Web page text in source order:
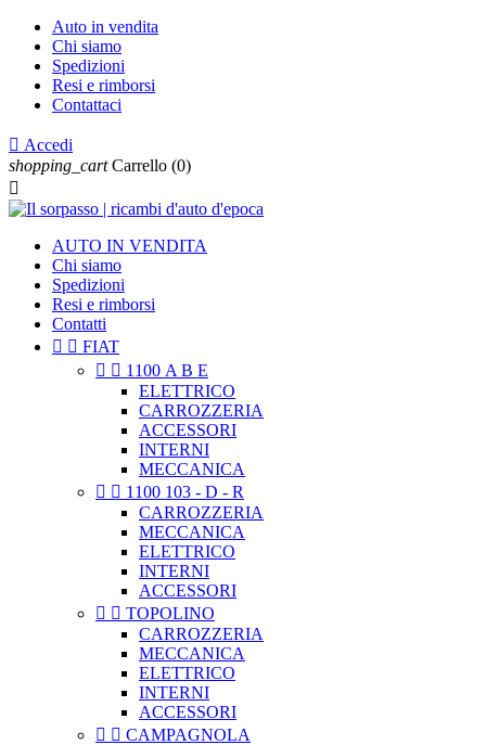
Auto in vendita
Chi siamo
Spedizioni
Resi e rimborsi
Contattaci
 Accedi
shopping_cart Carrello (0)

AUTO IN VENDITA
Chi siamo
Spedizioni
Resi e rimborsi
Contatti
  FIAT
  1100 A B E
ELETTRICO
CARROZZERIA
ACCESSORI
INTERNI
MECCANICA
  1100 103 - D - R
CARROZZERIA
MECCANICA
ELETTRICO
INTERNI
ACCESSORI
  TOPOLINO
CARROZZERIA
MECCANICA
ELETTRICO
INTERNI
ACCESSORI
  CAMPAGNOLA